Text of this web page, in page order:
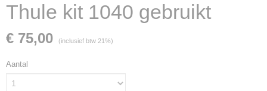
Thule kit 1040 gebruikt
€ 75,00 (inclusief btw 21%)
Aantal